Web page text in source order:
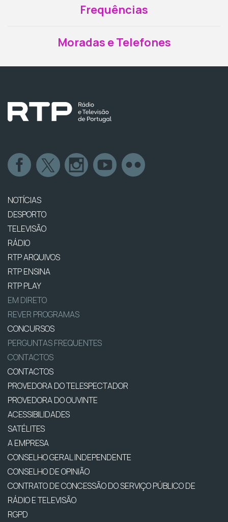
Frequências
Moradas e Telefones
NOTÍCIAS
DESPORTO
TELEVISÃO
RÁDIO
RTP ARQUIVOS
RTP ENSINA
RTP PLAY
EM DIRETO
REVER PROGRAMAS
CONCURSOS
PERGUNTAS FREQUENTES
CONTACTOS
CONTACTOS
PROVEDORA DO TELESPECTADOR
PROVEDORA DO OUVINTE
ACESSIBILIDADES
SATÉLITES
A EMPRESA
CONSELHO GERAL INDEPENDENTE
CONSELHO DE OPINIÃO
CONTRATO DE CONCESSÃO DO SERVIÇO PÚBLICO DE
RÁDIO E TELEVISÃO
RGPD